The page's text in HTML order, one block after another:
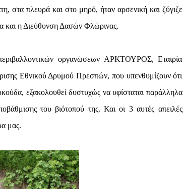
στα πλευρά και στο μηρό, ήταν αρσενική και ζύγιζε
και η Διεύθυνση Δασών Φλώρινας.
οργανώσεων ΑΡΚΤΟΥΡΟΣ, Εταιρία
Εθνικού Δρυμού Πρεσπών, που υπενθυμίζουν ότι
εξακολουθεί δυστυχώς να υφίσταται παράλληλα
του βιότοπού της. Και οι 3 αυτές απειλές
μας.